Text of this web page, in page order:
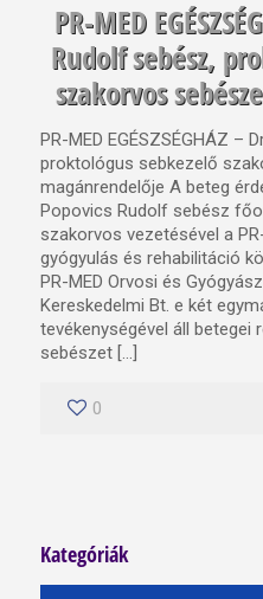
PR-MED
Rudolf sebész,
szakorvos
PR-MED EGÉSZSÉGHÁZ –
proktológus sebkezelő
magánrendelője A beteg
Popovics Rudolf sebész
szakorvos vezetésével a
gyógyulás és rehabilitáció
PR-MED Orvosi és
Kereskedelmi Bt. e két
tevékenységével áll betegei
sebészet […]
0
Kategóriák